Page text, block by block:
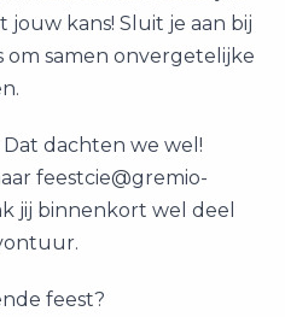
jouw kans! Sluit je aan bij
om samen onvergetelijke
dachten we wel!
feestcie@gremio-
jij binnenkort wel deel
feest?